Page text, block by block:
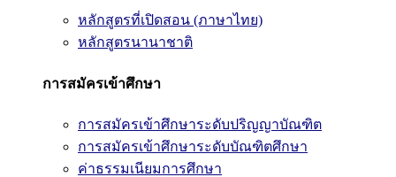
หลักสูตรที่เปิดสอน (ภาษาไทย)
หลักสูตรนานาชาติ
การสมัครเข้าศึกษา
การสมัครเข้าศึกษาระดับปริญญาบัณฑิต
การสมัครเข้าศึกษาระดับบัณฑิตศึกษา
ค่าธรรมเนียมการศึกษา